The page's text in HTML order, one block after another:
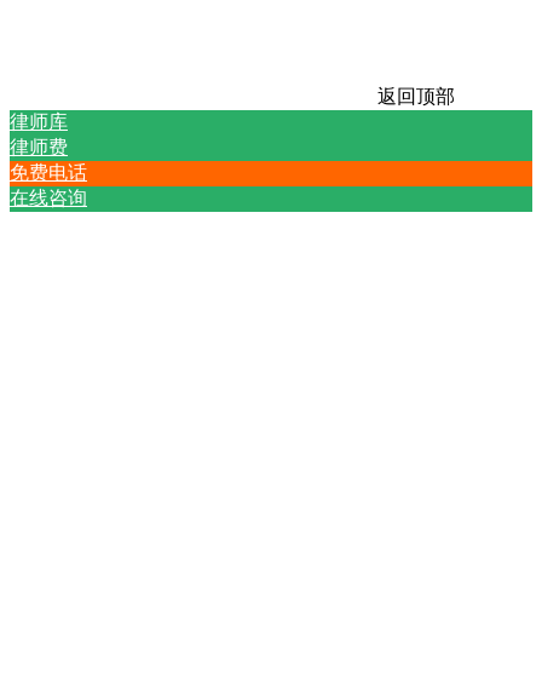
返回顶部
律师库
律师费
免费电话
在线咨询